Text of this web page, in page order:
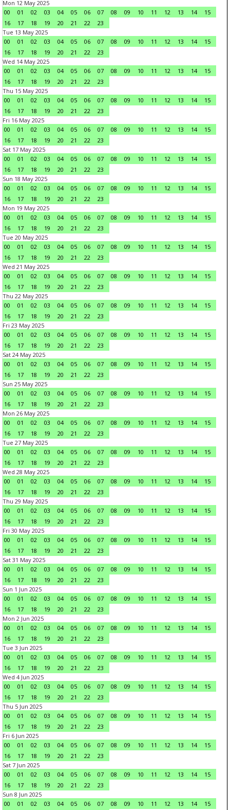
Mon 12 May 2025
00
01 02 03 04 05 06 07 08 09 10 11 12 13 14
15
16
17 18 19 20 21 22
23
Tue 13 May 2025
00
01 02 03 04 05 06 07 08 09 10 11 12 13 14
15
16
17 18 19 20 21 22
23
Wed 14 May 2025
00
01 02 03 04 05 06 07 08 09 10 11 12 13 14
15
16
17 18 19 20 21 22
23
Thu 15 May 2025
00
01 02 03 04 05 06 07 08 09 10 11 12 13 14
15
16
17 18 19 20 21 22
23
Fri 16 May 2025
00
01 02 03 04 05 06 07 08 09 10 11 12 13 14
15
16
17 18 19 20 21 22
23
Sat 17 May 2025
00
01 02 03 04 05 06 07 08 09 10 11 12 13 14
15
16
17 18 19 20 21 22
23
Sun 18 May 2025
00
01 02 03 04 05 06 07 08 09 10 11 12 13 14
15
16
17 18 19 20 21 22
23
Mon 19 May 2025
00
01 02 03 04 05 06 07 08 09 10 11 12 13 14
15
16
17 18 19 20 21 22
23
Tue 20 May 2025
00
01 02 03 04 05 06 07 08 09 10 11 12 13 14
15
16
17 18 19 20 21 22
23
Wed 21 May 2025
00
01 02 03 04 05 06 07 08 09 10 11 12 13 14
15
16
17 18 19 20 21 22
23
Thu 22 May 2025
00
01 02 03 04 05 06 07 08 09 10 11 12 13 14
15
16
17 18 19 20 21 22
23
Fri 23 May 2025
00
01 02 03 04 05 06 07 08 09 10 11 12 13 14
15
16
17 18 19 20 21 22
23
Sat 24 May 2025
00
01 02 03 04 05 06 07 08 09 10 11 12 13 14
15
16
17 18 19 20 21 22
23
Sun 25 May 2025
00
01 02 03 04 05 06 07 08 09 10 11 12 13 14
15
16
17 18 19 20 21 22
23
Mon 26 May 2025
00
01 02 03 04 05 06 07 08 09 10 11 12 13 14
15
16
17 18 19 20 21 22
23
Tue 27 May 2025
00
01 02 03 04 05 06 07 08 09 10 11 12 13 14
15
16
17 18 19 20 21 22
23
Wed 28 May 2025
00
01 02 03 04 05 06 07 08 09 10 11 12 13 14
15
16
17 18 19 20 21 22
23
Thu 29 May 2025
00
01 02 03 04 05 06 07 08 09 10 11 12 13 14
15
16
17 18 19 20 21 22
23
Fri 30 May 2025
00
01 02 03 04 05 06 07 08 09 10 11 12 13 14
15
16
17 18 19 20 21 22
23
Sat 31 May 2025
00
01 02 03 04 05 06 07 08 09 10 11 12 13 14
15
16
17 18 19 20 21 22
23
Sun 1 Jun 2025
00
01 02 03 04 05 06 07 08 09 10 11 12 13 14
15
16
17 18 19 20 21 22
23
Mon 2 Jun 2025
00
01 02 03 04 05 06 07 08 09 10 11 12 13 14
15
16
17 18 19 20 21 22
23
Tue 3 Jun 2025
00
01 02 03 04 05 06 07 08 09 10 11 12 13 14
15
16
17 18 19 20 21 22
23
Wed 4 Jun 2025
00
01 02 03 04 05 06 07 08 09 10 11 12 13 14
15
16
17 18 19 20 21 22
23
Thu 5 Jun 2025
00
01 02 03 04 05 06 07 08 09 10 11 12 13 14
15
16
17 18 19 20 21 22
23
Fri 6 Jun 2025
00
01 02 03 04 05 06 07 08 09 10 11 12 13 14
15
16
17 18 19 20 21 22
23
Sat 7 Jun 2025
00
01 02 03 04 05 06 07 08 09 10 11 12 13 14
15
16
17 18 19 20 21 22
23
Sun 8 Jun 2025
00
01 02 03 04 05 06 07 08 09 10 11 12 13 14
15